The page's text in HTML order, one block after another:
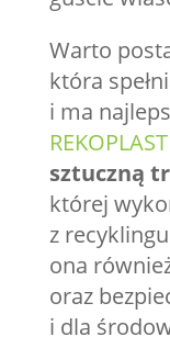
Warto
która
i ma
sztuczną
której
z
ona
oraz
i dla